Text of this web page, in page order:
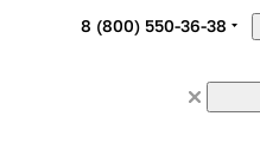
8 (800) 550-36-38